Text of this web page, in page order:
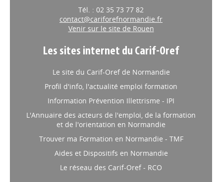
Tél. : 02 35 73 77 82
contact@cariforefnormandie.fr
Venir sur le site de Rouen
Les sites internet du Carif-Oref
Le site du Carif-Oref de Normandie
Profil d'info, l'actualité emploi formation
Information Prévention Illettrisme - IPI
L'Annuaire des acteurs de l'emploi, de la formation
et de l'orientation en Normandie
Trouver ma Formation en Normandie - TMF
Aides et Dispositifs en Normandie
Le réseau des Carif-Oref - RCO